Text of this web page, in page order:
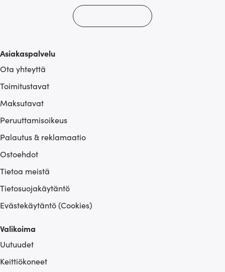
Asiakaspalvelu
Ota yhteyttä
Toimitustavat
Maksutavat
Peruuttamisoikeus
Palautus & reklamaatio
Ostoehdot
Tietoa meistä
Tietosuojakäytäntö
Evästekäytäntö (Cookies)
Valikoima
Uutuudet
Keittiökoneet